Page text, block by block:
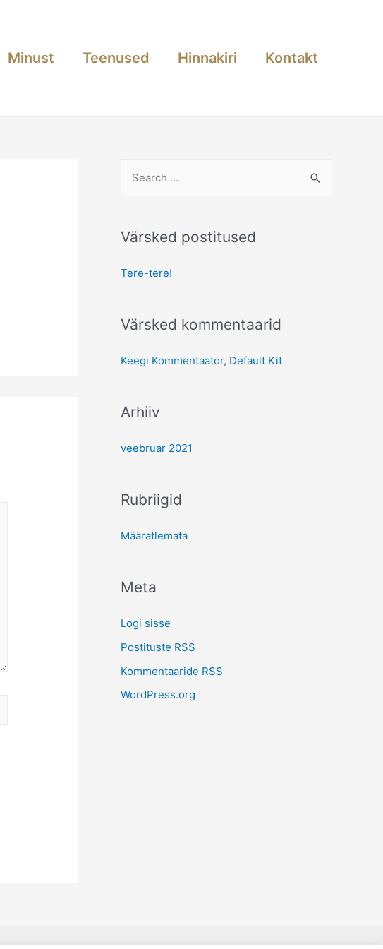
Minust Teenused Hinnakiri Kontakt
r
h
o
:
Värsked postitused
Tere-tere!
Värsked kommentaarid
Keegi Kommentaator, Default Kit
Arhiiv
veebruar 2021
Rubriigid
Määratlemata
Meta
Logi sisse
Postituste RSS
Kommentaaride RSS
WordPress.org